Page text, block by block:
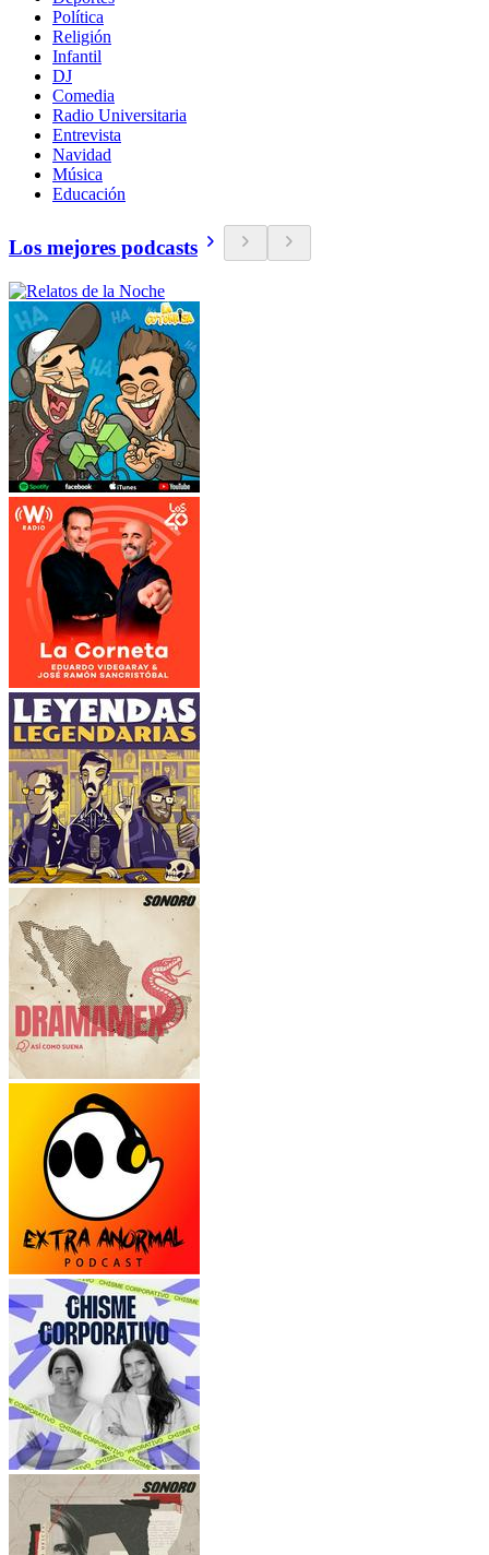
Política
Religión
Infantil
DJ
Comedia
Radio Universitaria
Entrevista
Navidad
Música
Educación
Los mejores podcasts